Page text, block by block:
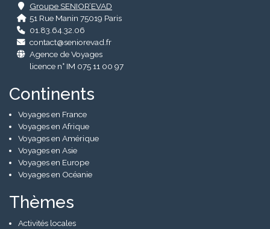
Groupe SENIOR’EVAD
51 Rue Manin 75019 Paris
01.83.64.32.06
contact@seniorevad.fr
Agence de Voyages
licence n° IM 075 11 00 97
Continents
Voyages en France
Voyages en Afrique
Voyages en Amérique
Voyages en Asie
Voyages en Europe
Voyages en Océanie
Thèmes
Activités locales